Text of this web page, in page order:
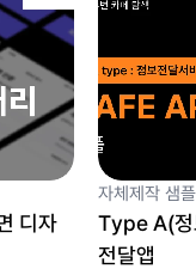
디자
자체제작 샘
Type A(정
전달앱